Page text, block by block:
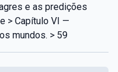
e as predições
> Capítulo VI —
mundos. > 59